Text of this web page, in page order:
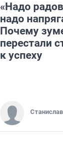
«Надо
надо
Почему
перестали
к успеху